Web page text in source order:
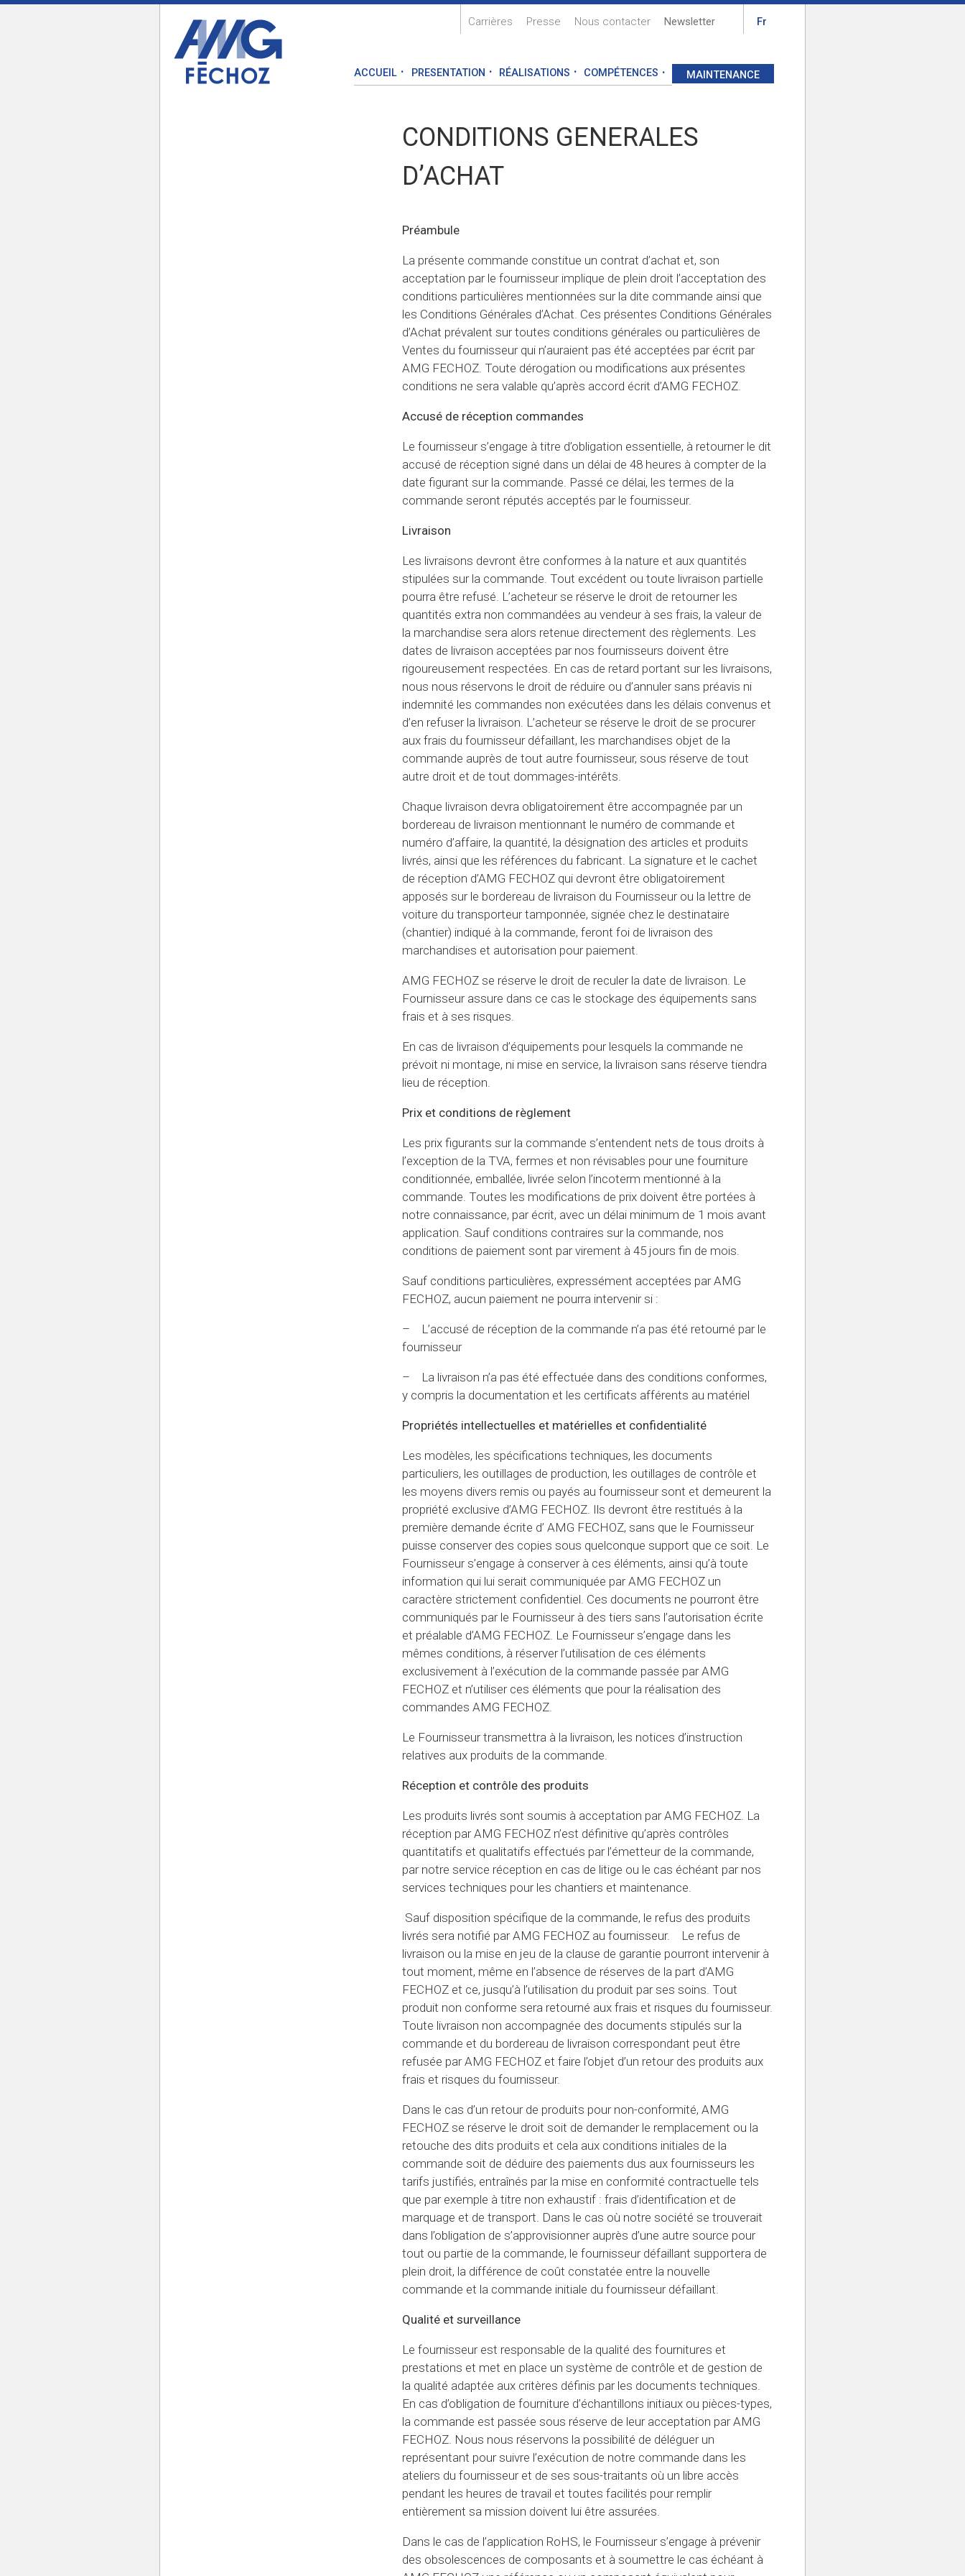
Carrières Presse Nous contacter Newsletter Fr
ACCUEIL PRESENTATION RÉALISATIONS COMPÉTENCES MAINTENANCE
CONDITIONS GENERALES
D’ACHAT
Préambule
La présente commande constitue un contrat d’achat et, son
acceptation par le fournisseur implique de plein droit l’acceptation des
conditions particulières mentionnées sur la dite commande ainsi que
les Conditions Générales d’Achat. Ces présentes Conditions Générales
d’Achat prévalent sur toutes conditions générales ou particulières de
Ventes du fournisseur qui n’auraient pas été acceptées par écrit par
AMG FECHOZ. Toute dérogation ou modifications aux présentes
conditions ne sera valable qu’après accord écrit d’AMG FECHOZ.
Accusé de réception commandes
Le fournisseur s’engage à titre d’obligation essentielle, à retourner le dit
accusé de réception signé dans un délai de 48 heures à compter de la
date figurant sur la commande. Passé ce délai, les termes de la
commande seront réputés acceptés par le fournisseur.
Livraison
Les livraisons devront être conformes à la nature et aux quantités
stipulées sur la commande. Tout excédent ou toute livraison partielle
pourra être refusé. L’acheteur se réserve le droit de retourner les
quantités extra non commandées au vendeur à ses frais, la valeur de
la marchandise sera alors retenue directement des règlements. Les
dates de livraison acceptées par nos fournisseurs doivent être
rigoureusement respectées. En cas de retard portant sur les livraisons,
nous nous réservons le droit de réduire ou d’annuler sans préavis ni
indemnité les commandes non exécutées dans les délais convenus et
d’en refuser la livraison. L’acheteur se réserve le droit de se procurer
aux frais du fournisseur défaillant, les marchandises objet de la
commande auprès de tout autre fournisseur, sous réserve de tout
autre droit et de tout dommages-intérêts.
Chaque livraison devra obligatoirement être accompagnée par un
bordereau de livraison mentionnant le numéro de commande et
numéro d’affaire, la quantité, la désignation des articles et produits
livrés, ainsi que les références du fabricant. La signature et le cachet
de réception d’AMG FECHOZ qui devront être obligatoirement
apposés sur le bordereau de livraison du Fournisseur ou la lettre de
voiture du transporteur tamponnée, signée chez le destinataire
(chantier) indiqué à la commande, feront foi de livraison des
marchandises et autorisation pour paiement.
AMG FECHOZ se réserve le droit de reculer la date de livraison. Le
Fournisseur assure dans ce cas le stockage des équipements sans
frais et à ses risques.
En cas de livraison d’équipements pour lesquels la commande ne
prévoit ni montage, ni mise en service, la livraison sans réserve tiendra
lieu de réception.
Prix et conditions de règlement
Les prix figurants sur la commande s’entendent nets de tous droits à
l’exception de la TVA, fermes et non révisables pour une fourniture
conditionnée, emballée, livrée selon l’incoterm mentionné à la
commande. Toutes les modifications de prix doivent être portées à
notre connaissance, par écrit, avec un délai minimum de 1 mois avant
application. Sauf conditions contraires sur la commande, nos
conditions de paiement sont par virement à 45 jours fin de mois.
Sauf conditions particulières, expressément acceptées par AMG
FECHOZ, aucun paiement ne pourra intervenir si :
– L’accusé de réception de la commande n’a pas été retourné par le
fournisseur
– La livraison n’a pas été effectuée dans des conditions conformes,
y compris la documentation et les certificats afférents au matériel
Propriétés intellectuelles et matérielles et confidentialité
Les modèles, les spécifications techniques, les documents
particuliers, les outillages de production, les outillages de contrôle et
les moyens divers remis ou payés au fournisseur sont et demeurent la
propriété exclusive d’AMG FECHOZ. Ils devront être restitués à la
première demande écrite d’ AMG FECHOZ, sans que le Fournisseur
puisse conserver des copies sous quelconque support que ce soit. Le
Fournisseur s’engage à conserver à ces éléments, ainsi qu’à toute
information qui lui serait communiquée par AMG FECHOZ un
caractère strictement confidentiel. Ces documents ne pourront être
communiqués par le Fournisseur à des tiers sans l’autorisation écrite
et préalable d’AMG FECHOZ. Le Fournisseur s’engage dans les
mêmes conditions, à réserver l’utilisation de ces éléments
exclusivement à l’exécution de la commande passée par AMG
FECHOZ et n’utiliser ces éléments que pour la réalisation des
commandes AMG FECHOZ.
Le Fournisseur transmettra à la livraison, les notices d’instruction
relatives aux produits de la commande.
Réception et contrôle des produits
Les produits livrés sont soumis à acceptation par AMG FECHOZ. La
réception par AMG FECHOZ n’est définitive qu’après contrôles
quantitatifs et qualitatifs effectués par l’émetteur de la commande,
par notre service réception en cas de litige ou le cas échéant par nos
services techniques pour les chantiers et maintenance.
Sauf disposition spécifique de la commande, le refus des produits
livrés sera notifié par AMG FECHOZ au fournisseur. Le refus de
livraison ou la mise en jeu de la clause de garantie pourront intervenir à
tout moment, même en l’absence de réserves de la part d’AMG
FECHOZ et ce, jusqu’à l’utilisation du produit par ses soins. Tout
produit non conforme sera retourné aux frais et risques du fournisseur.
Toute livraison non accompagnée des documents stipulés sur la
commande et du bordereau de livraison correspondant peut être
refusée par AMG FECHOZ et faire l’objet d’un retour des produits aux
frais et risques du fournisseur.
Dans le cas d’un retour de produits pour non-conformité, AMG
FECHOZ se réserve le droit soit de demander le remplacement ou la
retouche des dits produits et cela aux conditions initiales de la
commande soit de déduire des paiements dus aux fournisseurs les
tarifs justifiés, entraînés par la mise en conformité contractuelle tels
que par exemple à titre non exhaustif : frais d’identification et de
marquage et de transport. Dans le cas où notre société se trouverait
dans l’obligation de s’approvisionner auprès d’une autre source pour
tout ou partie de la commande, le fournisseur défaillant supportera de
plein droit, la différence de coût constatée entre la nouvelle
commande et la commande initiale du fournisseur défaillant.
Qualité et surveillance
Le fournisseur est responsable de la qualité des fournitures et
prestations et met en place un système de contrôle et de gestion de
la qualité adaptée aux critères définis par les documents techniques.
En cas d’obligation de fourniture d’échantillons initiaux ou pièces-types,
la commande est passée sous réserve de leur acceptation par AMG
FECHOZ. Nous nous réservons la possibilité de déléguer un
représentant pour suivre l’exécution de notre commande dans les
ateliers du fournisseur et de ses sous-traitants où un libre accès
pendant les heures de travail et toutes facilités pour remplir
entièrement sa mission doivent lui être assurées.
Dans le cas de l’application RoHS, le Fournisseur s’engage à prévenir
des obsolescences de composants et à soumettre le cas échéant à